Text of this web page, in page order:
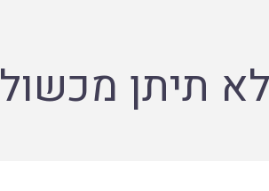
לא תיתן מכשול